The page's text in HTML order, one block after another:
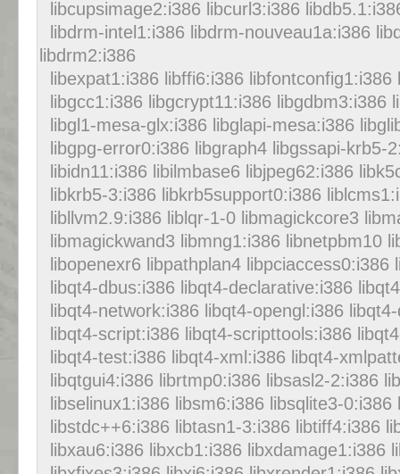
libcupsimage2:i386 libcurl3:i386
libdrm-intel1:i386 libdrm-nouveau1a:i386
libdrm2:i386
libexpat1:i386 libffi6:i386 libfontconfig1:i386
libgcc1:i386 libgcrypt11:i386 libgdbm3:i386
libgl1-mesa-glx:i386 libglapi-mesa:i386
libgpg-error0:i386 libgraph4 libgssapi-krb5-
libidn11:i386 libilmbase6 libjpeg62:i386
libkrb5-3:i386 libkrb5support0:i386
libllvm2.9:i386 liblqr-1-0 libmagickcore3
libmagickwand3 libmng1:i386 libnetpbm10
libopenexr6 libpathplan4 libpciaccess0:i386
libqt4-dbus:i386 libqt4-declarative:i386
libqt4-network:i386 libqt4-opengl:i386
libqt4-script:i386 libqt4-scripttools:i386
libqt4-test:i386 libqt4-xml:i386 libqt4-
libqtgui4:i386 librtmp0:i386 libsasl2-2:i386
libselinux1:i386 libsm6:i386 libsqlite3-0:i386
libstdc++6:i386 libtasn1-3:i386 libtiff4:i386
libxau6:i386 libxcb1:i386 libxdamage1:i386